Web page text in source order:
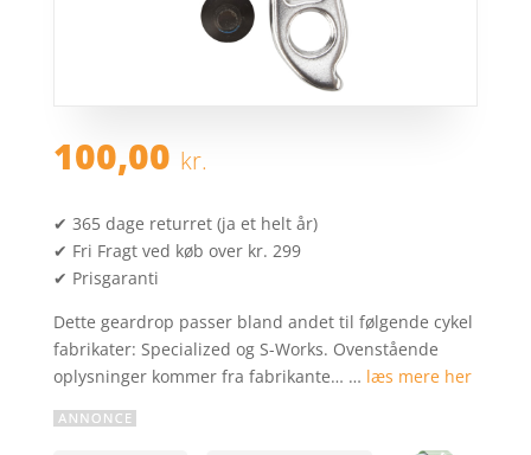
100,00 kr.
✔ 365 dage returret (ja et helt år)
✔ Fri Fragt ved køb over kr. 299
✔ Prisgaranti
Dette geardrop passer bland andet til følgende cykel
fabrikater: Specialized og S-Works. Ovenstående
oplysninger kommer fra fabrikante… … læs mere her